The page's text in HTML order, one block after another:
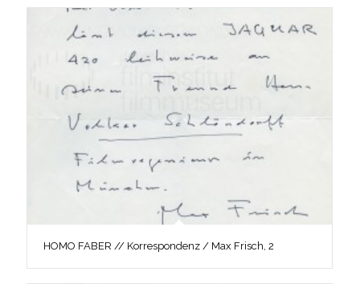
HOMO FABER // Korrespondenz / Max Frisch, 2